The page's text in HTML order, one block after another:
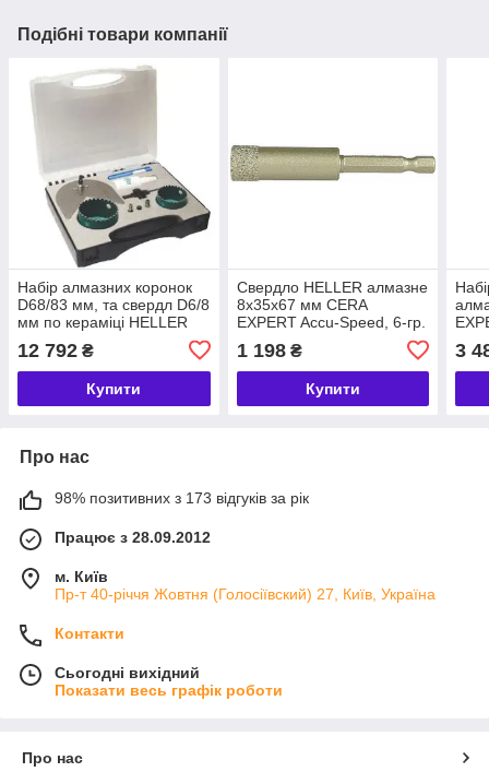
Подібні товари компанії
Набір алмазних коронок
D68/83 мм, та свердл D6/8
мм по кераміці HELLER
водозбірник WaterStop,
шаблон, кейс
12 792 ₴
Купити
Свердло HELLER алмазне
8x35x67 мм CERA
EXPERT Accu-Speed, 6-гр.
черепиця, керамограніт,
кахель, скло, мармур
1 198₴
Купити
3
Про нас
98% позитивних з 173 відгуків за рік
Працює з 28.09.2012
м. Київ
Пр-т 40-річчя Жовтня (Голосіївский) 27, Київ, Україна
Контакти
Сьогодні вихідний
Показати весь графік роботи
Про нас